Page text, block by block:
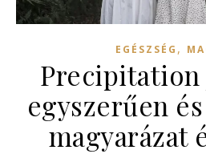
EGÉSZSÉG ,
Precipitation
egyszerűen
magyarázat